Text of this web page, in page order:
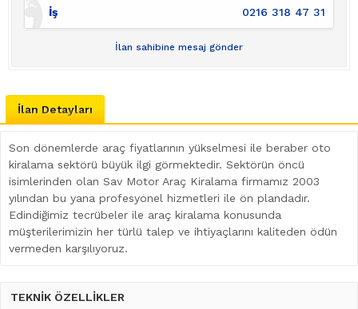
İş 0216 318 47 31
İlan sahibine mesaj gönder
İlan Detayları
Son dönemlerde araç fiyatlarının yükselmesi ile beraber oto
kiralama sektörü büyük ilgi görmektedir. Sektörün öncü
isimlerinden olan Sav Motor Araç Kiralama firmamız 2003
yılından bu yana profesyonel hizmetleri ile ön plandadır.
Edindiğimiz tecrübeler ile araç kiralama konusunda
müşterilerimizin her türlü talep ve ihtiyaçlarını kaliteden ödün
vermeden karşılıyoruz.
TEKNİK ÖZELLİKLER